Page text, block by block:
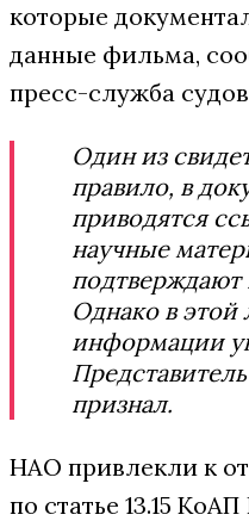
которые
данные фильма,
пресс-служба
Один из
правило, в
приводятся
научные
подтверждают
Однако в этой
информации
признал.
НАО привлекли к
по статье 13.15